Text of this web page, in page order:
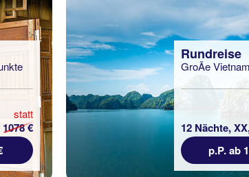
statt
1078 €
Rundreise
GroÃe
12 Nächte,
p.P. ab